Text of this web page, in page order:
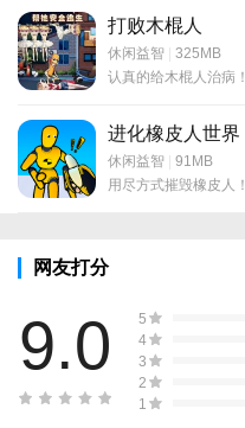
打败木棍人
休闲益智 | 325MB
认真的给木棍人治病！
进化橡皮人世界
休闲益智 | 91MB
用尽方式摧毁橡皮人！
网友打分
9.0
5
4
3
2
1